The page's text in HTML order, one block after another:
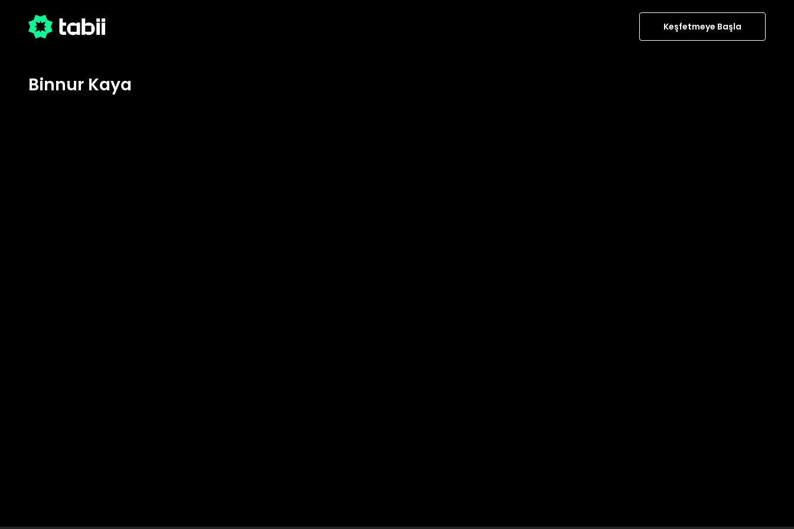
Keşfetmeye Başla
Binnur Kaya